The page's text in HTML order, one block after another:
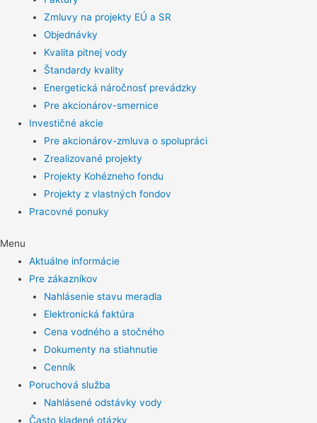
Zmluvy na projekty EÚ a SR
Objednávky
Kvalita pitnej vody
Štandardy kvality
Energetická náročnosť prevádzky
Pre akcionárov-smernice
Investičné akcie
Pre akcionárov-zmluva o spolupráci
Zrealizované projekty
Projekty Kohézneho fondu
Projekty z vlastných fondov
Pracovné ponuky
Menu
Aktuálne informácie
Pre zákazníkov
Nahlásenie stavu meradla
Elektronická faktúra
Cena vodného a stočného
Dokumenty na stiahnutie
Cenník
Poruchová služba
Nahlásené odstávky vody
Často kladené otázky